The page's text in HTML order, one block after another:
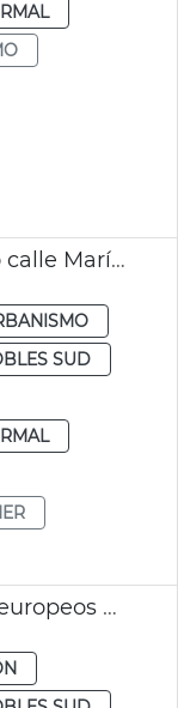
Eliminación estrechamiento calle Marí Villamil Pinedo
SUD
Plan EDIL València. Fondos europeos dana Pobles del Sud